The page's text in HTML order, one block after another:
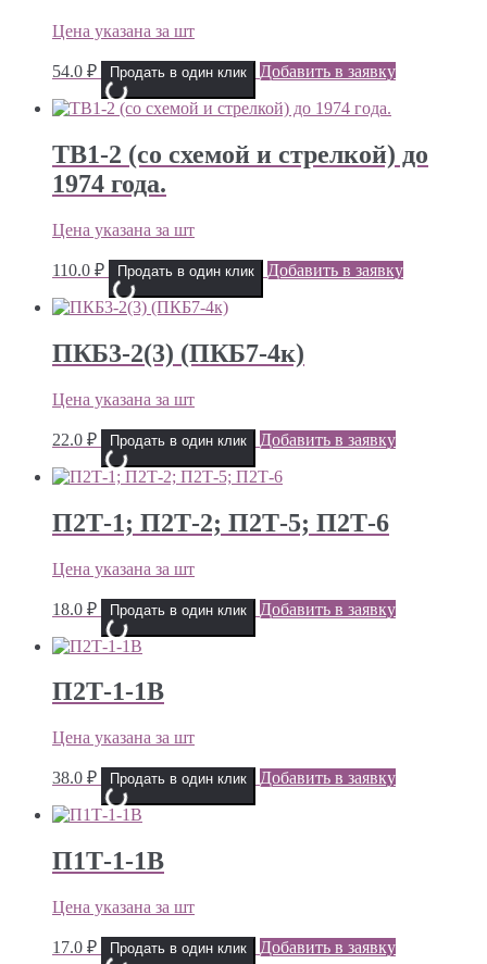
Цена указана за шт
54.0 ₽ Продать в один клик Добавить в заявку
ТВ1-2 (со схемой и стрелкой) до
1974 года.
Цена указана за шт
110.0 ₽ Продать в один клик Добавить в заявку
ПКБ3-2(3) (ПКБ7-4к)
Цена указана за шт
22.0 ₽ Продать в один клик Добавить в заявку
П2Т-1; П2Т-2; П2Т-5; П2Т-6
Цена указана за шт
18.0 ₽ Продать в один клик Добавить в заявку
П2Т-1-1В
Цена указана за шт
38.0 ₽ Продать в один клик Добавить в заявку
П1Т-1-1В
Цена указана за шт
17.0 ₽ Продать в один клик Добавить в заявку